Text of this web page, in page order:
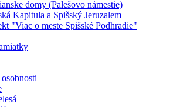
domy (Palešovo námestie)
Kapitula a Spišský Jeruzalem
"Viac o meste Spišské Podhradie"